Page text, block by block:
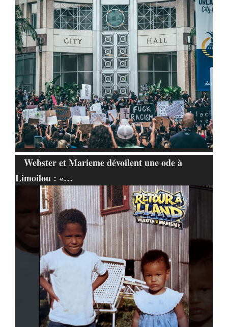
Webster et Marieme dévoilent une ode à
Limoilou : «…